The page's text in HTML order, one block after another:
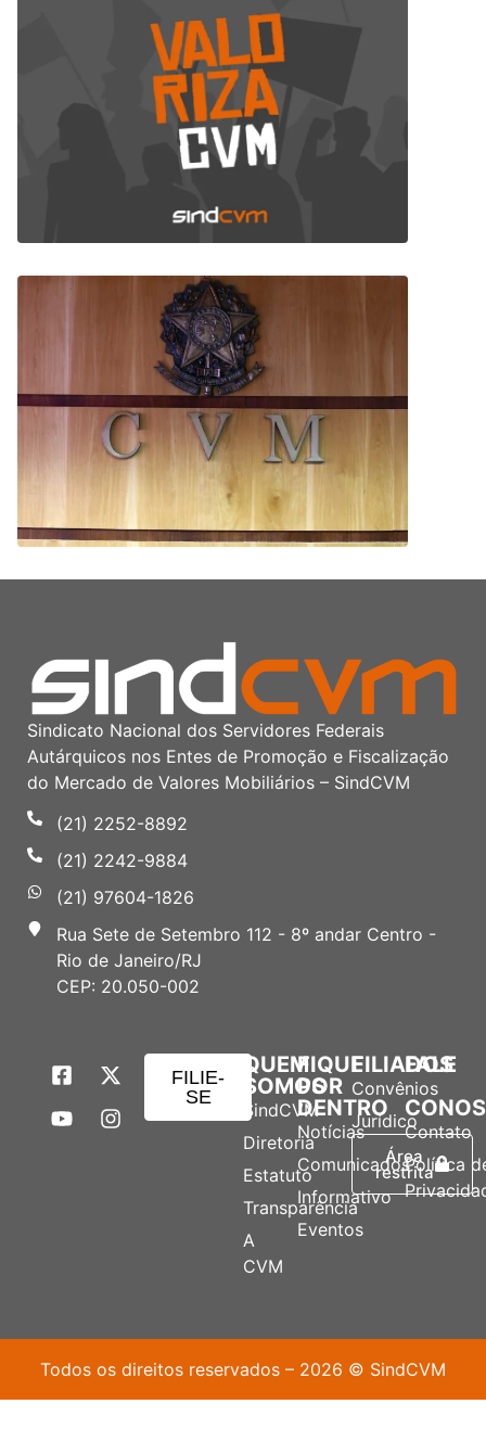
Sindicato Nacional dos Servidores Federais
Autárquicos nos Entes de Promoção e Fiscalização
do Mercado de Valores Mobiliários – SindCVM
(21) 2252-8892
(21) 2242-9884
(21) 97604-1826
Rua Sete de Setembro 112 - 8º andar Centro -
Rio de Janeiro/RJ
CEP: 20.050-002
FILIE-
SE
QUEM
SOMOS
SindCVM
Diretoria
Estatuto
Transparência
A
CVM
FIQUE
POR
DENTRO
Notícias
Comunicados
Informativo
Eventos
FILIADOS
Convênios
Jurídico
Área
restrita
FALE
Contato
Política
Todos os direitos reservados – 2026 © SindCVM